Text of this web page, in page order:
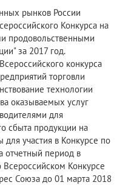
рынков России
Конкурса на
продовольственными
за 2017 год.
конкурса
торговли
технологии
оказываемых услуг
для
сбыта продукции на
участия в Конкурсе по
отчетный период в
Конкурсе
Союза до 01 марта 2018